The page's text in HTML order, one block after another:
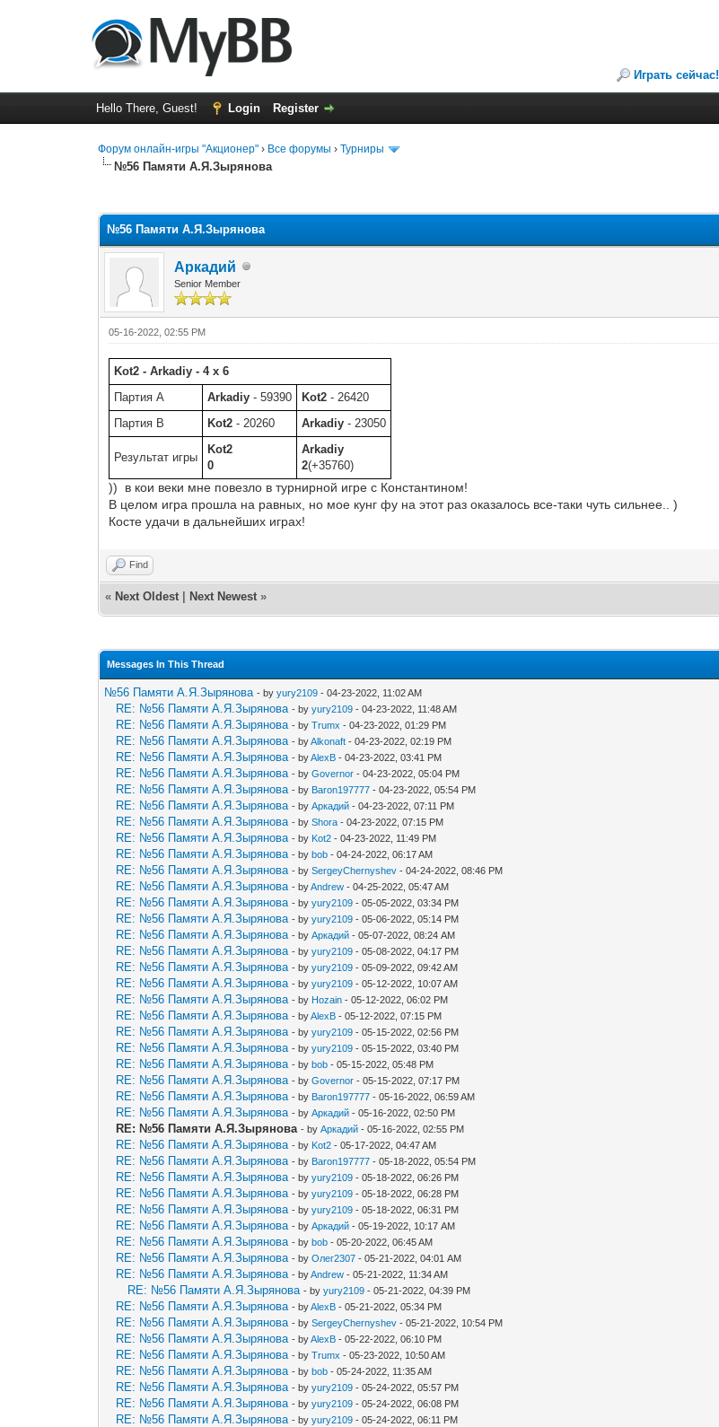
Играть сейчас!
Hello There, Guest! Login Register
Форум онлайн-игры "Акционер" › Все форумы ›Турниры
№56 Памяти А.Я.Зырянова
№56 Памяти А.Я.Зырянова
Аркадий
Senior Member
05-16-2022, 02:55 PM
Kot2 - Arkadiy - 4 x 6
Партия A
Arkadiy - 59390 Kot2 - 26420
Партия B
Kot2 - 20260 Arkadiy - 23050
Результат игры
Kot2
0
Arkadiy
2(+35760)
)) в кои веки мне повезло в турнирной игре с Константином!
В целом игра прошла на равных, но мое кунг фу на этот раз оказалось все-таки чуть сильнее.. )
Косте удачи в дальнейших играх!
Find
« Next Oldest Next Newest »
Messages In This Thread
№56 Памяти А.Я.Зырянова - byyury2109 - 04-23-2022, 11:02 AM
RE: №56 Памяти А.Я.Зырянова - byyury2109 - 04-23-2022, 11:48 AM
RE: №56 Памяти А.Я.Зырянова - byTrumx - 04-23-2022, 01:29 PM
RE: №56 Памяти А.Я.Зырянова - byAlkonaft - 04-23-2022, 02:19 PM
RE: №56 Памяти А.Я.Зырянова - byAlexB - 04-23-2022, 03:41 PM
RE: №56 Памяти А.Я.Зырянова - byGovernor - 04-23-2022, 05:04 PM
RE: №56 Памяти А.Я.Зырянова - by Baron197777 - 04-23-2022, 05:54 PM
RE: №56 Памяти А.Я.Зырянова - byАркадий - 04-23-2022, 07:11 PM
RE: №56 Памяти А.Я.Зырянова - byShora - 04-23-2022, 07:15 PM
RE: №56 Памяти А.Я.Зырянова - by Kot2 - 04-23-2022, 11:49 PM
RE: №56 Памяти А.Я.Зырянова - bybob - 04-24-2022, 06:17 AM
RE: №56 Памяти А.Я.Зырянова - bySergeyChernyshev - 04-24-2022, 08:46 PM
RE: №56 Памяти А.Я.Зырянова - byAndrew - 04-25-2022, 05:47 AM
RE: №56 Памяти А.Я.Зырянова - byyury2109 - 05-05-2022, 03:34 PM
RE: №56 Памяти А.Я.Зырянова - byyury2109 - 05-06-2022, 05:14 PM
RE: №56 Памяти А.Я.Зырянова - byАркадий - 05-07-2022, 08:24 AM
RE: №56 Памяти А.Я.Зырянова - byyury2109 - 05-08-2022, 04:17 PM
RE: №56 Памяти А.Я.Зырянова - byyury2109 - 05-09-2022, 09:42 AM
RE: №56 Памяти А.Я.Зырянова - byyury2109 - 05-12-2022, 10:07 AM
RE: №56 Памяти А.Я.Зырянова - by Hozain - 05-12-2022, 06:02 PM
RE: №56 Памяти А.Я.Зырянова - byAlexB - 05-12-2022, 07:15 PM
RE: №56 Памяти А.Я.Зырянова - byyury2109 - 05-15-2022, 02:56 PM
RE: №56 Памяти А.Я.Зырянова - byyury2109 - 05-15-2022, 03:40 PM
RE: №56 Памяти А.Я.Зырянова - bybob - 05-15-2022, 05:48 PM
RE: №56 Памяти А.Я.Зырянова - byGovernor - 05-15-2022, 07:17 PM
RE: №56 Памяти А.Я.Зырянова - by Baron197777 - 05-16-2022, 06:59 AM
RE: №56 Памяти А.Я.Зырянова - byАркадий - 05-16-2022, 02:50 PM
RE: №56 Памяти А.Я.Зырянова - byАркадий - 05-16-2022, 02:55 PM
RE: №56 Памяти А.Я.Зырянова - by Kot2 - 05-17-2022, 04:47 AM
RE: №56 Памяти А.Я.Зырянова - by Baron197777 - 05-18-2022, 05:54 PM
RE: №56 Памяти А.Я.Зырянова - byyury2109 - 05-18-2022, 06:26 PM
RE: №56 Памяти А.Я.Зырянова - byyury2109 - 05-18-2022, 06:28 PM
RE: №56 Памяти А.Я.Зырянова - byyury2109 - 05-18-2022, 06:31 PM
RE: №56 Памяти А.Я.Зырянова - byАркадий - 05-19-2022, 10:17 AM
RE: №56 Памяти А.Я.Зырянова - bybob - 05-20-2022, 06:45 AM
RE: №56 Памяти А.Я.Зырянова - byОлег2307 - 05-21-2022, 04:01 AM
RE: №56 Памяти А.Я.Зырянова - byAndrew - 05-21-2022, 11:34 AM
RE: №56 Памяти А.Я.Зырянова - byyury2109 - 05-21-2022, 04:39 PM
RE: №56 Памяти А.Я.Зырянова - byAlexB - 05-21-2022, 05:34 PM
RE: №56 Памяти А.Я.Зырянова - bySergeyChernyshev - 05-21-2022, 10:54 PM
RE: №56 Памяти А.Я.Зырянова - byAlexB - 05-22-2022, 06:10 PM
RE: №56 Памяти А.Я.Зырянова - byTrumx - 05-23-2022, 10:50 AM
RE: №56 Памяти А.Я.Зырянова - bybob - 05-24-2022, 11:35 AM
RE: №56 Памяти А.Я.Зырянова - byyury2109 - 05-24-2022, 05:57 PM
RE: №56 Памяти А.Я.Зырянова - byyury2109 - 05-24-2022, 06:08 PM
RE: №56 Памяти А.Я.Зырянова - byyury2109 - 05-24-2022, 06:11 PM